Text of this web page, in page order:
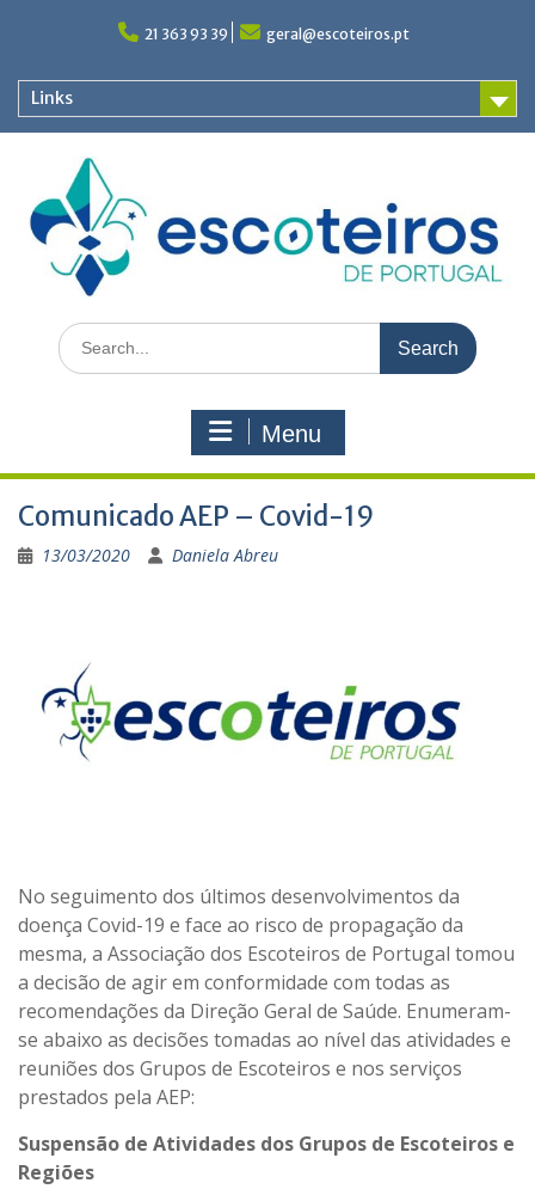
21 363 93 39 geral@escoteiros.pt
Links
Search
for:
Menu
Comunicado AEP – Covid-19
13/03/2020 Daniela Abreu
No seguimento dos últimos desenvolvimentos da
doença Covid-19 e face ao risco de propagação da
mesma, a Associação dos Escoteiros de Portugal tomou
a decisão de agir em conformidade com todas as
recomendações da Direção Geral de Saúde. Enumeram-
se abaixo as decisões tomadas ao nível das atividades e
reuniões dos Grupos de Escoteiros e nos serviços
prestados pela AEP:
Suspensão de Atividades dos Grupos de Escoteiros e
Regiões